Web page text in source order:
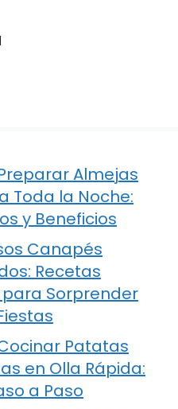
Almejas
Toda la Noche:
y Beneficios
Canapés
Recetas
para Sorprender
Patatas
en Olla Rápida:
a Paso